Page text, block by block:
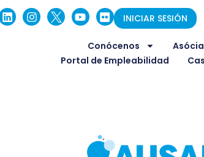
INICIAR SESIÓN
Conócenos
Portal de Empleabilidad